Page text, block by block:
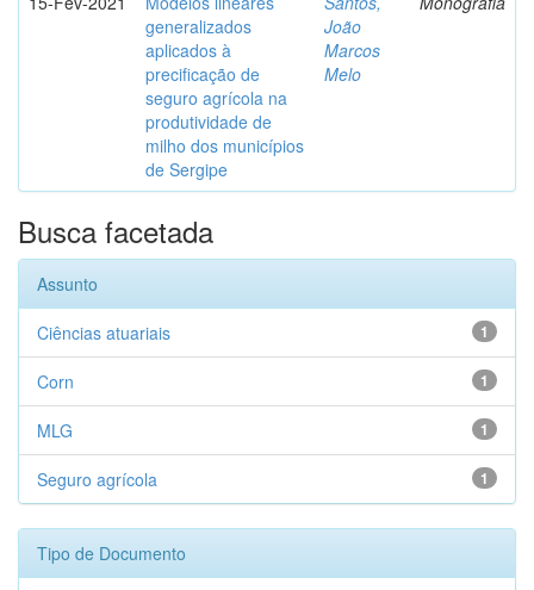
generalizados
aplicados à
precificação de
seguro agrícola na
produtividade de
milho dos municípios
de Sergipe
João
Marcos
Melo
Busca facetada
Assunto
1
Ciências atuariais
1
Corn
1
MLG
1
Seguro agrícola
Tipo de Documento